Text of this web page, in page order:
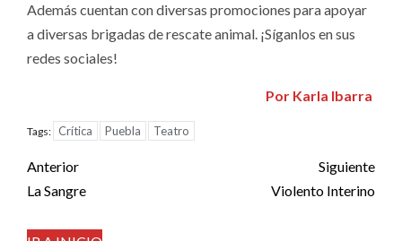
Además cuentan con diversas promociones para apoyar
a diversas brigadas de rescate animal. ¡Síganlos en sus
redes sociales!
Por Karla Ibarra
Tags: Crítica Puebla Teatro
Post
navigation
Anterior
La Sangre
Siguiente
Violento Interino